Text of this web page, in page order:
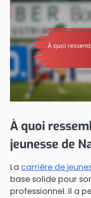
À quoi
jeunesse de
La carrière de
base solide pour
professionnel. Il a